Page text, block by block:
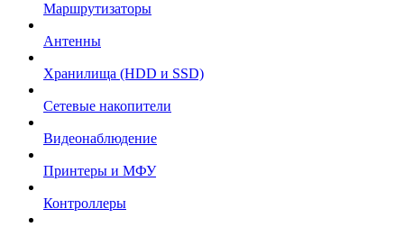
Маршрутизаторы
Антенны
Хранилища (HDD и SSD)
Сетевые накопители
Видеонаблюдение
Принтеры и МФУ
Контроллеры